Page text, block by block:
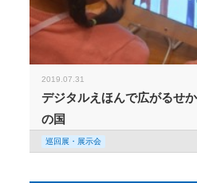
2019.07.31
デジタルえほんで広がるせ
の国
巡回展・展示会